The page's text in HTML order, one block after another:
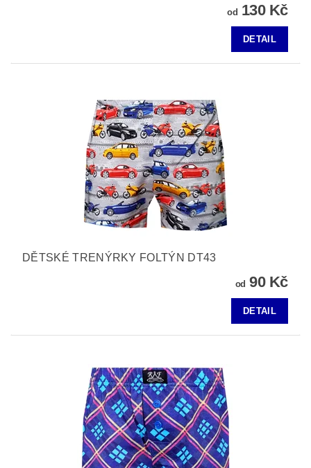
od 130 Kč
DETAIL
DĚTSKÉ TRENÝRKY FOLTÝN DT43
od 90 Kč
DETAIL